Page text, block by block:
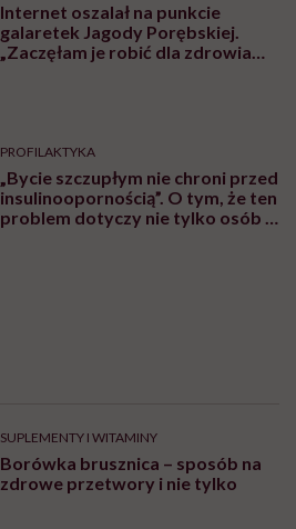
Internet oszalał na punkcie
galaretek Jagody Porębskiej.
„Zaczęłam je robić dla zdrowia
PROFILAKTYKA
„Bycie szczupłym nie chroni przed
insulinoopornością”. O tym, że ten
problem dotyczy nie tylko osób z
SUPLEMENTY I WITAMINY
Borówka brusznica – sposób na
zdrowe przetwory i nie tylko